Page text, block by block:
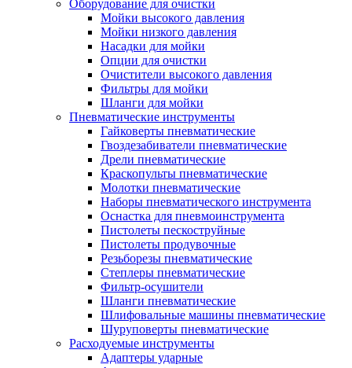
Оборудование для очистки
Мойки высокого давления
Мойки низкого давления
Насадки для мойки
Опции для очистки
Очистители высокого давления
Фильтры для мойки
Шланги для мойки
Пневматические инструменты
Гайковерты пневматические
Гвоздезабиватели пневматические
Дрели пневматические
Краскопульты пневматические
Молотки пневматические
Наборы пневматического инструмента
Оснастка для пневмоинструмента
Пистолеты пескоструйные
Пистолеты продувочные
Резьборезы пневматические
Степлеры пневматические
Фильтр-осушители
Шланги пневматические
Шлифовальные машины пневматические
Шуруповерты пневматические
Расходуемые инструменты
Адаптеры ударные